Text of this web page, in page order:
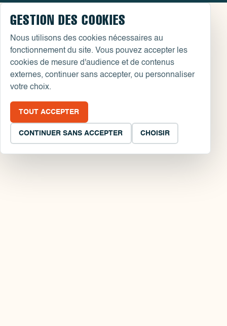
GESTION DES COOKIES
Nous utilisons des cookies nécessaires au
fonctionnement du site. Vous pouvez accepter les
cookies de mesure d'audience et de contenus
externes, continuer sans accepter, ou personnaliser
votre choix.
TOUT ACCEPTER
CONTINUER SANS ACCEPTER CHOISIR